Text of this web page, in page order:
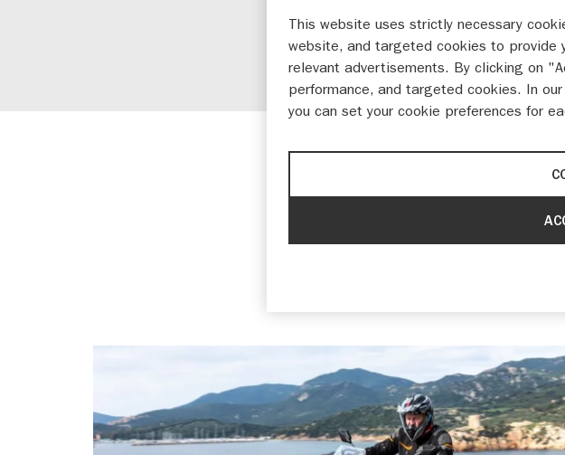
Motoren Nieuws Test: eerste indruk
This website uses strictly necessary
website, and targeted cookies to provide
relevant advertisements. By clicking on
performance, and targeted cookies. In
you can set your cookie preferences for